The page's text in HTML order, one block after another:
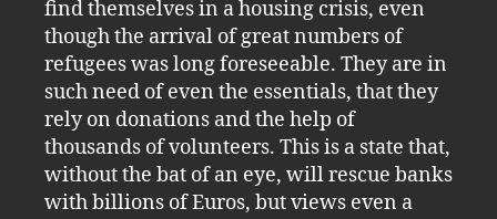
find themselves in a housing crisis, even
though the arrival of great numbers of
refugees was long foreseeable. They are in
such need of even the essentials, that they
rely on donations and the help of
thousands of volunteers. This is a state that,
without the bat of an eye, will rescue banks
with billions of Euros, but views even a